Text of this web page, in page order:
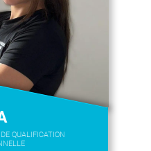
QUALIFICATION